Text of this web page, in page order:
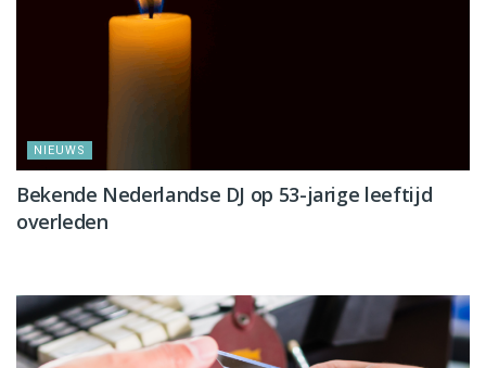
NIEUWS
Bekende Nederlandse DJ op 53-jarige leeftijd
overleden